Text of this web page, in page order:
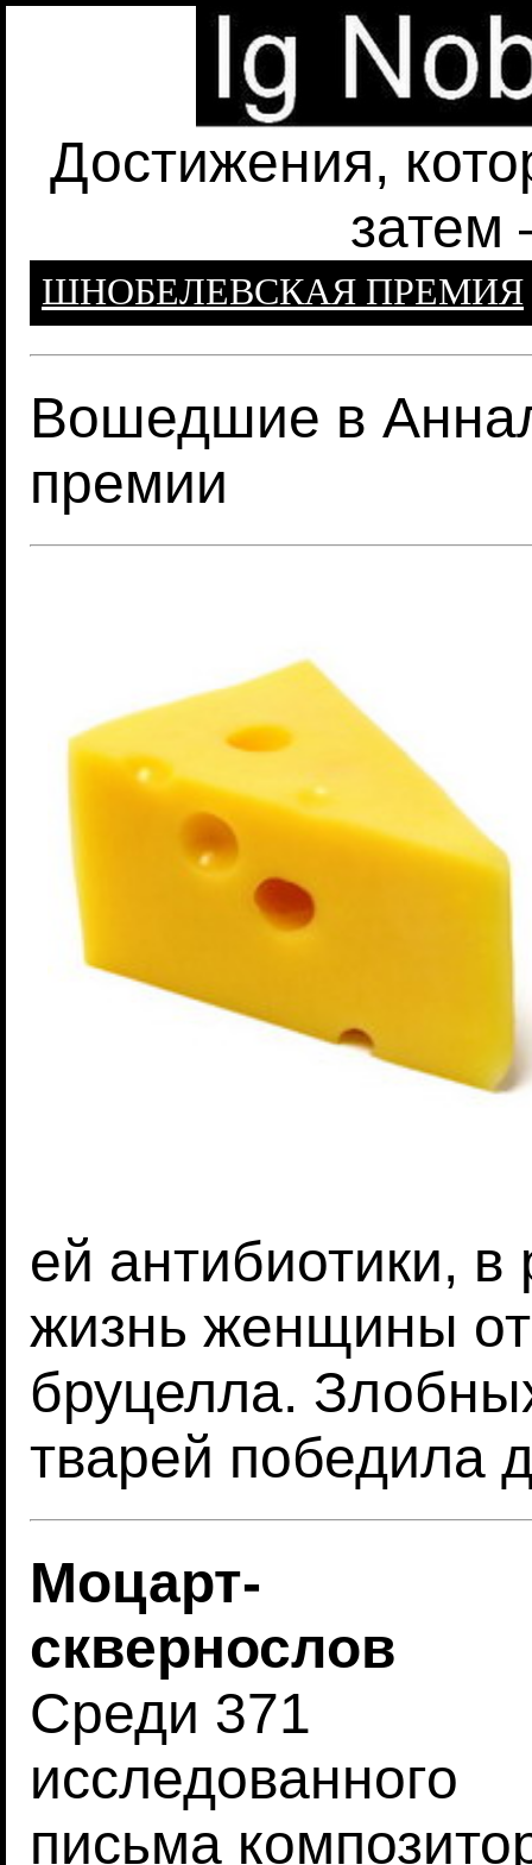
Достижения,
затем
ШНОБЕЛЕВСКАЯ ПРЕМИЯ
Вошедшие в
премии
ей антибиотики, в
жизнь женщины
бруцелла.
тварей победила
Моцарт-
сквернослов
Среди 371
исследованного
письма